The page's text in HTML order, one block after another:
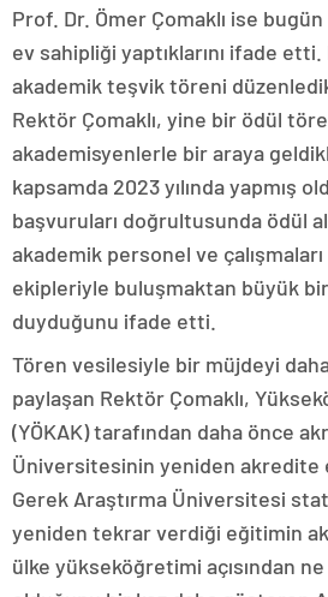
Prof. Dr. Ömer Çomaklı ise
ev sahipliği yaptıklarını ifade
akademik teşvik töreni
Rektör Çomaklı, yine bir ödül
akademisyenlerle bir araya
kapsamda 2023 yılında yapmış
başvuruları doğrultusunda ödül
akademik personel ve
ekipleriyle buluşmaktan büyük
duyduğunu ifade etti.
Tören vesilesiyle bir müjdeyi
paylaşan Rektör Çomaklı,
(YÖKAK) tarafından daha önce
Üniversitesinin yeniden akredite
Gerek Araştırma Üniversitesi
yeniden tekrar verdiği eğitimin
ülke yükseköğretimi açısından